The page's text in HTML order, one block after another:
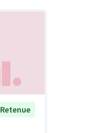
Retenue